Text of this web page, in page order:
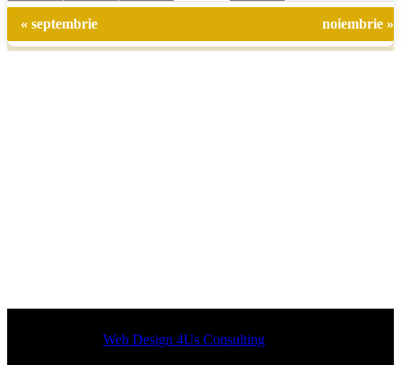
« septembrie noiembrie »
Designed byWeb Design 4Us Consulting